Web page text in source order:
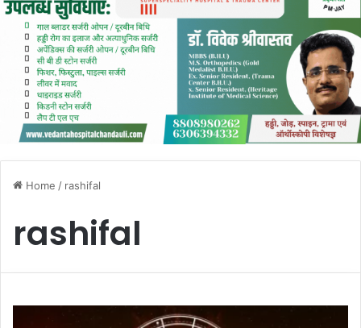
Home / rashifal
rashifal